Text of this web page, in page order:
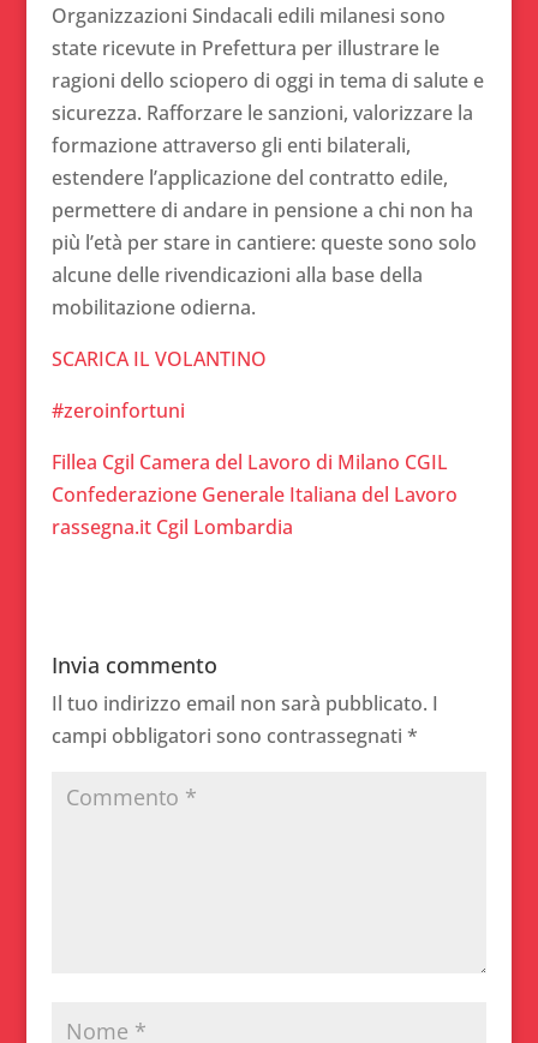
Organizzazioni Sindacali edili milanesi sono
state ricevute in Prefettura per illustrare le
ragioni dello sciopero di oggi in tema di salute e
sicurezza. Rafforzare le sanzioni, valorizzare la
formazione attraverso gli enti bilaterali,
estendere l’applicazione del contratto edile,
permettere di andare in pensione a chi non ha
più l’età per stare in cantiere: queste sono solo
alcune delle rivendicazioni alla base della
mobilitazione odierna.
SCARICA IL VOLANTINO
#zeroinfortuni
Fillea Cgil Camera del Lavoro di Milano CGIL
Confederazione Generale Italiana del Lavoro
rassegna.it Cgil Lombardia
Invia commento
Il tuo indirizzo email non sarà pubblicato. I
campi obbligatori sono contrassegnati *